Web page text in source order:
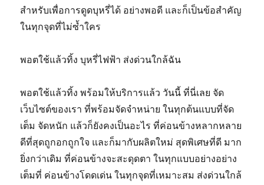
สำหรับเพื่อการดูดบุหรี่ได้ อย่างพอดี และก็เป็นข้อสำคัญ
ในทุกจุดที่ไม่ซ้ำใคร
พอตใช้แล้วทิ้ง บุหรี่ไฟฟ้า ส่งด่วนใกล้ฉัน
พอตใช้แล้วทิ้ง พร้อมให้บริการแล้ว วันนี้ ที่นี่เลย จัด
เว็บไซต์ของเรา ที่พร้อมจัดจำหน่าย ในทุกต้นแบบที่จัด
เต็ม จัดหนัก แล้วก็ยังคงเป็นอะไร ที่ค่อนข้างหลากหลาย
ดีที่สุดถูกอกถูกใจ และก็มากับผลิตใหม่ สุดพิเศษที่ดี มาก
ยิ่งกว่าเดิม ที่ค่อนข้างจะสะดุดตา ในทุกแบบอย่างอย่าง
เต็มที่ ค่อนข้างโดดเด่น ในทุกจุดที่เหมาะสม ส่งด่วนใกล้